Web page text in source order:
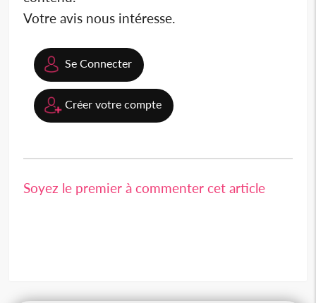
Votre avis nous intéresse.
Se Connecter
Créer votre compte
Soyez le premier à commenter cet article